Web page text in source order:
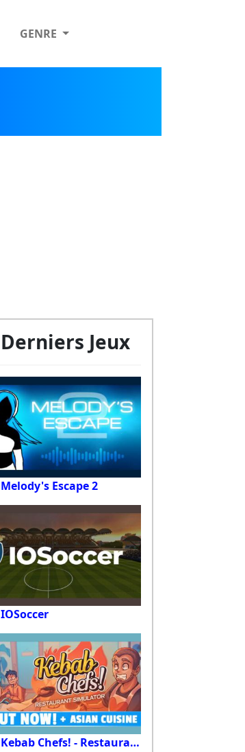
GENRE
Derniers Jeux
Melody's Escape 2
IOSoccer
Kebab Chefs! - Restaurant Simulator